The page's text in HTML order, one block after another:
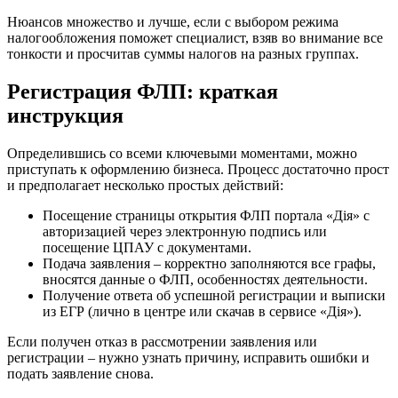
Нюансов множество и лучше, если с выбором режима
налогообложения поможет специалист, взяв во внимание все
тонкости и просчитав суммы налогов на разных группах.
Регистрация ФЛП: краткая
инструкция
Определившись со всеми ключевыми моментами, можно
приступать к оформлению бизнеса. Процесс достаточно прост
и предполагает несколько простых действий:
Посещение страницы открытия ФЛП портала «Дія» с
авторизацией через электронную подпись или
посещение ЦПАУ с документами.
Подача заявления – корректно заполняются все графы,
вносятся данные о ФЛП, особенностях деятельности.
Получение ответа об успешной регистрации и выписки
из ЕГР (лично в центре или скачав в сервисе «Дія»).
Если получен отказ в рассмотрении заявления или
регистрации – нужно узнать причину, исправить ошибки и
подать заявление снова.